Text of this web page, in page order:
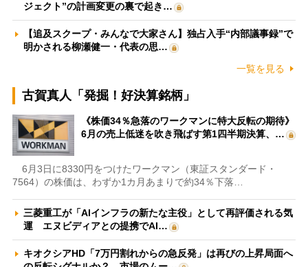
ジェクト”の計画変更の裏で起き…
【追及スクープ・みんなで大家さん】独占入手“内部議事録”で
明かされる柳瀬健一・代表の思…
一覧を見る
古賀真人「発掘！好決算銘柄」
《株価34％急落のワークマンに特大反転の期待》
6月の売上低迷を吹き飛ばす第1四半期決算、…
6月3日に8330円をつけたワークマン（東証スタンダード・
7564）の株価は、わずか1カ月あまりで約34％下落…
三菱重工が「AIインフラの新たな主役」として再評価される気
運 エヌビディアとの提携でAI…
キオクシアHD「7万円割れからの急反発」は再びの上昇局面へ